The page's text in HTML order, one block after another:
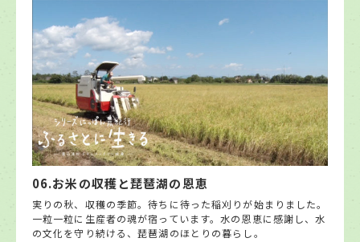
06.お米の収穫と琵琶湖の恩恵
実りの秋、収穫の季節。待ちに待った稲刈りが始まりました。
一粒一粒に生産者の魂が宿っています。水の恩恵に感謝し、水
の文化を守り続ける、琵琶湖のほとりの暮らし。